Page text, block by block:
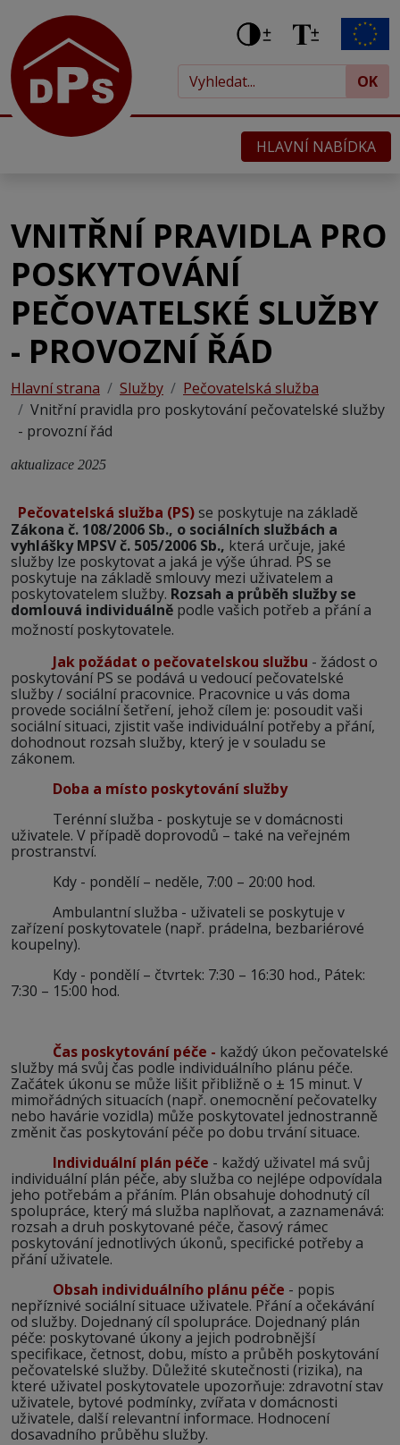
OK
HLAVNÍ NABÍDKA
VNITŘNÍ PRAVIDLA PRO
POSKYTOVÁNÍ
PEČOVATELSKÉ SLUŽBY
- PROVOZNÍ ŘÁD
Hlavní strana Služby
Pečovatelská služba
Vnitřní pravidla pro poskytování pečovatelské služby
- provozní řád
aktualizace 2025
Pečovatelská služba (PS)se poskytuje na základě
Zákona č. 108/2006 Sb., o sociálních službách a
vyhlášky MPSV č. 505/2006 Sb., která určuje, jaké
služby lze poskytovat a jaká je výše úhrad. PS se
poskytuje na základě smlouvy mezi uživatelem a
poskytovatelem služby. Rozsah a průběh služby se
domlouvá individuálně podle vašich potřeb a přání a
možností poskytovatele.
Jak požádat o pečovatelskou službu - žádost o
poskytování PS se podává u vedoucí pečovatelské
služby / sociální pracovnice. Pracovnice u vás doma
provede sociální šetření, jehož cílem je: posoudit vaši
sociální situaci, zjistit vaše individuální potřeby a přání,
dohodnout rozsah služby, který je v souladu se
zákonem.
Doba a místo poskytování služby
Terénní služba - poskytuje se v domácnosti
uživatele. V případě doprovodů – také na veřejném
prostranství.
Kdy - pondělí – neděle, 7:00 – 20:00 hod.
Ambulantní služba - uživateli se poskytuje v
zařízení poskytovatele (např. prádelna, bezbariérové
koupelny).
Kdy - pondělí – čtvrtek: 7:30 – 16:30 hod., Pátek:
7:30 – 15:00 hod.
Čas poskytování péče - každý úkon pečovatelské
služby má svůj čas podle individuálního plánu péče.
Začátek úkonu se může lišit přibližně o ± 15 minut. V
mimořádných situacích (např. onemocnění pečovatelky
nebo havárie vozidla) může poskytovatel jednostranně
změnit čas poskytování péče po dobu trvání situace.
Individuální plán péče - každý uživatel má svůj
individuální plán péče, aby služba co nejlépe odpovídala
jeho potřebám a přáním. Plán obsahuje dohodnutý cíl
spolupráce, který má služba naplňovat, a zaznamenává:
rozsah a druh poskytované péče, časový rámec
poskytování jednotlivých úkonů, specifické potřeby a
přání uživatele.
Obsah individuálního plánu péče - popis
nepříznivé sociální situace uživatele. Přání a očekávání
od služby. Dojednaný cíl spolupráce. Dojednaný plán
péče: poskytované úkony a jejich podrobnější
specifikace, četnost, dobu, místo a průběh poskytování
pečovatelské služby. Důležité skutečnosti (rizika), na
které uživatel poskytovatele upozorňuje: zdravotní stav
uživatele, bytové podmínky, zvířata v domácnosti
uživatele, další relevantní informace. Hodnocení
dosavadního průběhu služby.